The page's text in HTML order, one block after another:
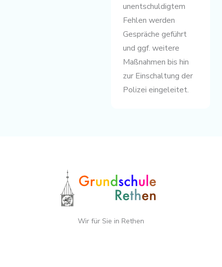
unentschuldigtem
Fehlen werden
Gespräche geführt
und ggf. weitere
Maßnahmen bis hin
zur Einschaltung der
Polizei eingeleitet.
Wir für Sie in Rethen